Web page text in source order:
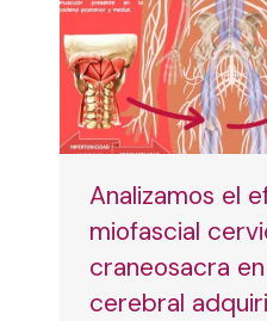
Analizamos el
miofascial
craneosacra
cerebral